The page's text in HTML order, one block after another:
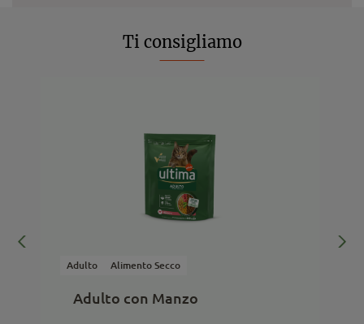
Ti consigliamo
Adulto Alimento Secco
Adulto con Manzo